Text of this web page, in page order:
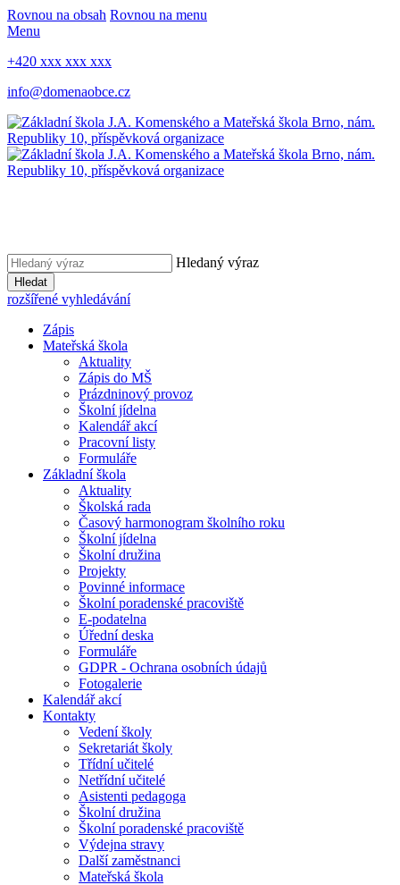
Rovnou na obsah Rovnou na menu
Menu
+420 xxx xxx xxx
info@domenaobce.cz
Hledaný výraz
Hledat
rozšířené vyhledávání
Zápis
Mateřská škola
Aktuality
Zápis do MŠ
Prázdninový provoz
Školní jídelna
Kalendář akcí
Pracovní listy
Formuláře
Základní škola
Aktuality
Školská rada
Časový harmonogram školního roku
Školní jídelna
Školní družina
Projekty
Povinné informace
Školní poradenské pracoviště
E-podatelna
Úřední deska
Formuláře
GDPR - Ochrana osobních údajů
Fotogalerie
Kalendář akcí
Kontakty
Vedení školy
Sekretariát školy
Třídní učitelé
Netřídní učitelé
Asistenti pedagoga
Školní družina
Školní poradenské pracoviště
Výdejna stravy
Další zaměstnanci
Mateřská škola